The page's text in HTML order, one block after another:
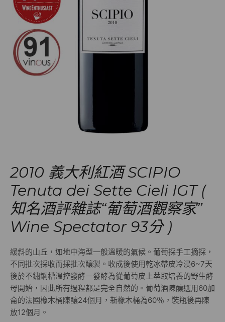
2010 義大利紅酒 SCIPIO
Tenuta dei Sette Cieli IGT (
知名酒評雜誌“葡萄酒觀察家”
Wine Spectator 93分 )
緩斜的山丘，如地中海型一般溫暖的氣候。葡萄採手工摘採，
不同批次採收而採批次釀製。收成後使用乾冰帶皮冷浸6~7天
後於不鏽鋼槽溫控發酵－發酵為從葡萄皮上萃取培養的野生酵
母開始，因此所有過程都是完全自然的。葡萄酒陳釀選用60加
侖的法國橡木桶陳釀24個月，新橡木桶為60％，裝瓶後再陳
放12個月。